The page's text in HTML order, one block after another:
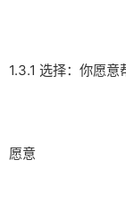
1.3.1 选择：你愿意
愿意